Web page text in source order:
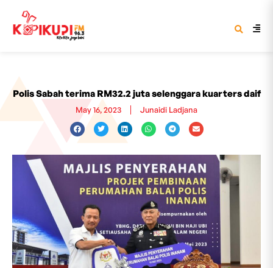
Polis Sabah terima RM32.2 juta selenggara kuarters daif
May 16, 2023 Junaidi Ladjana